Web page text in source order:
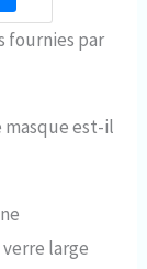
a
de
fournies par
masque est-il
large